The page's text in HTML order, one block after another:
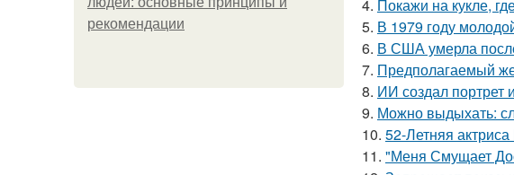
рекомендации
4. Покажи на кукле,
5. В 1979 году
6. В США умерла
7. Предполагаемый
8. ИИ создал портрет
9. Можно выдыхать:
10. 52-Летняя
11. "Меня Смущает